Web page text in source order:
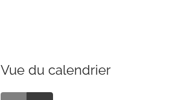
Vue du calendrier